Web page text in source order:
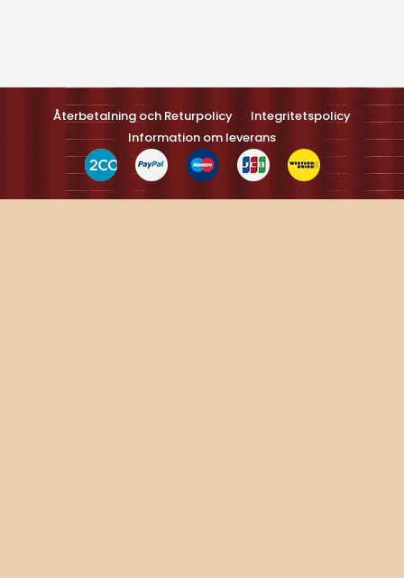
Återbetalning och Returpolicy
Integritetspolicy
Information om leverans
Turns on site high speed to be attractive feller people and search
engines.